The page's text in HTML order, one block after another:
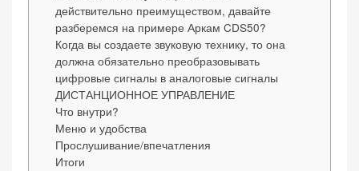
действительно преимуществом, давайте
разберемся на примере Аркам CDS50?
Когда вы создаете звуковую технику, то она
должна обязательно преобразовывать
цифровые сигналы в аналоговые сигналы
ДИСТАНЦИОННОЕ УПРАВЛЕНИЕ
Что внутри?
Меню и удобства
Прослушивание/впечатления
Итоги
«Настройки
cookie»
(технические)
Необходимы для
работы сайта.
Сохраняют
настройки,
корзину,
авторизацию. Они
необходимы для
функционирования